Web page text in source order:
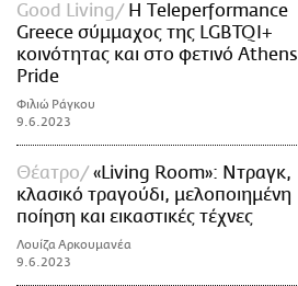
Good Living
Η Τeleperformance
Greece σύμμαχος της LGBTQI+
κοινότητας και στο φετινό Athens
Pride
Φιλιώ Ράγκου
9.6.2023
Θέατρο
«Living Room»: Nτραγκ,
κλασικό τραγούδι, μελοποιημένη
ποίηση και εικαστικές τέχνες
Λουίζα Αρκουμανέα
9.6.2023